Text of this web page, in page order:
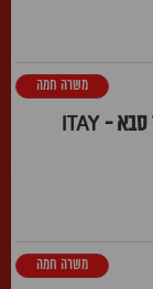
מוכרנים/ות ואחמ"שים/ות לסניף מתחם G כפר סבא - ITAY
משרה חמה
משרה חמה